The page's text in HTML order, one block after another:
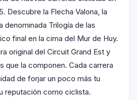
Descubre la Flecha Valona, la
denominada Trilogía de las
final en la cima del Mur de Huy.
original del Circuit Grand Est y
que la componen. Cada carrera
de forjar un poco más tu
reputación como ciclista.